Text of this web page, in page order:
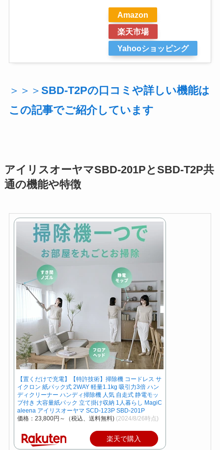
Amazon
楽天市場
Yahooショッピング
＞＞＞ SBD-T2Pの口コミや詳しい機能は
この記事でご紹介しています
アイリスオーヤマSBD-201PとSBD-T2P共
通の機能や特徴
【置くだけで充電】【特許技術】掃除機 コードレス サ
イクロン 紙パック式 2WAY 軽量1.1kg 吸引力3倍 ハン
ディクリーナー ハンディ掃除機 人気 自走式 静電モッ
プ付き 大容量紙パック 立て掛け収納 1人暮らし MagiC
aleena アイリスオーヤマ SCD-123P SBD-201P
価格：23,800円～（税込、送料無料) (2024/8/26時点)
楽天で購入